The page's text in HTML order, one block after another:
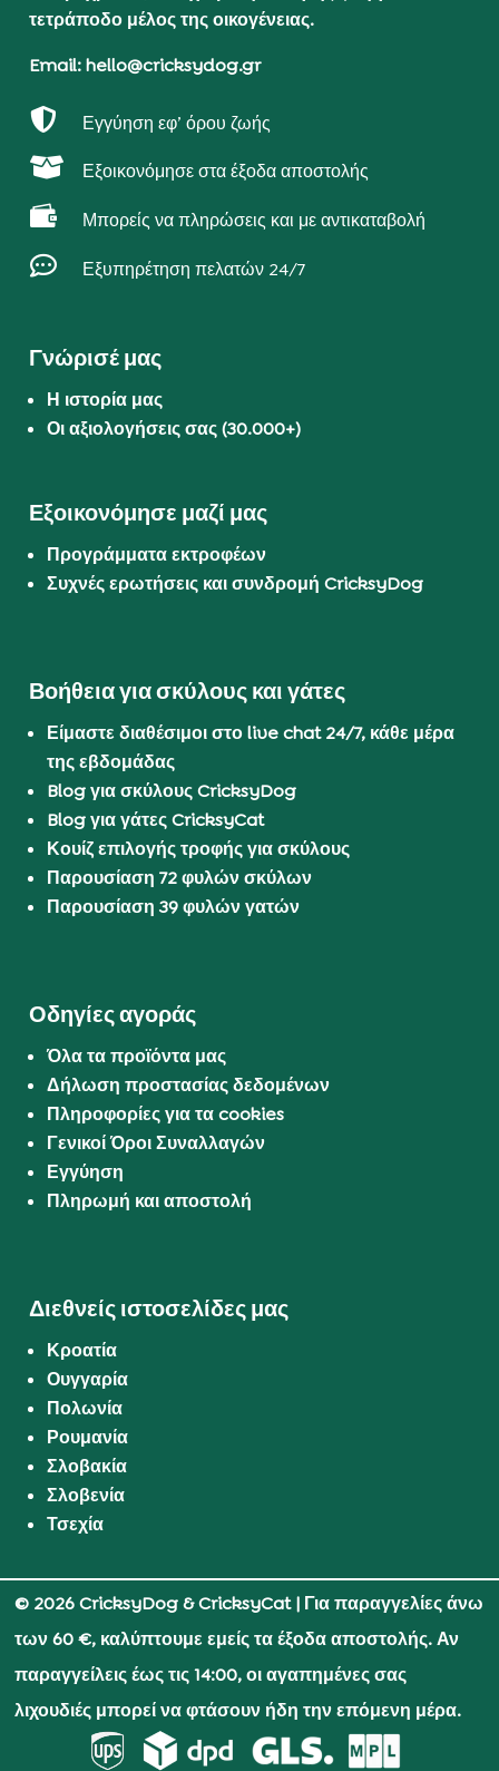
τετράποδο μέλος της οικογένειας.
Email: hello@cricksydog.gr
 Εγγύηση εφ’ όρου ζωής
 Εξοικονόμησε στα έξοδα αποστολής
 Μπορείς να πληρώσεις και με αντικαταβολή
 Εξυπηρέτηση πελατών 24/7
Γνώρισέ μας
Η ιστορία μας
Οι αξιολογήσεις σας (30.000+)
Εξοικονόμησε μαζί μας
Προγράμματα εκτροφέων
Συχνές ερωτήσεις και συνδρομή CricksyDog
Βοήθεια για σκύλους και γάτες
Είμαστε διαθέσιμοι στο live chat 24/7, κάθε μέρα
της εβδομάδας
Blog για σκύλους CricksyDog
Blog για γάτες CricksyCat
Κουίζ επιλογής τροφής για σκύλους
Παρουσίαση 72 φυλών σκύλων
Παρουσίαση 39 φυλών γατών
Οδηγίες αγοράς
Όλα τα προϊόντα μας
Δήλωση προστασίας δεδομένων
Πληροφορίες για τα cookies
Γενικοί Όροι Συναλλαγών
Εγγύηση
Πληρωμή και αποστολή
Διεθνείς ιστοσελίδες μας
Κροατία
Ουγγαρία
Πολωνία
Ρουμανία
Σλοβακία
Σλοβενία
Τσεχία
© 2026 CricksyDog & CricksyCat| Για παραγγελίες άνω
των 60 €, καλύπτουμε εμείς τα έξοδα αποστολής. Αν
παραγγείλεις έως τις 14:00, οι αγαπημένες σας
λιχουδιές μπορεί να φτάσουν ήδη την επόμενη μέρα.